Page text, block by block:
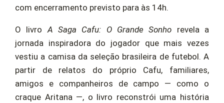
com encerramento previsto para às 14h.
O livro A Saga Cafu: O Grande Sonho revela a
jornada inspiradora do jogador que mais vezes
vestiu a camisa da seleção brasileira de futebol. A
partir de relatos do próprio Cafu, familiares,
amigos e companheiros de campo — como o
craque Aritana —, o livro reconstrói uma história